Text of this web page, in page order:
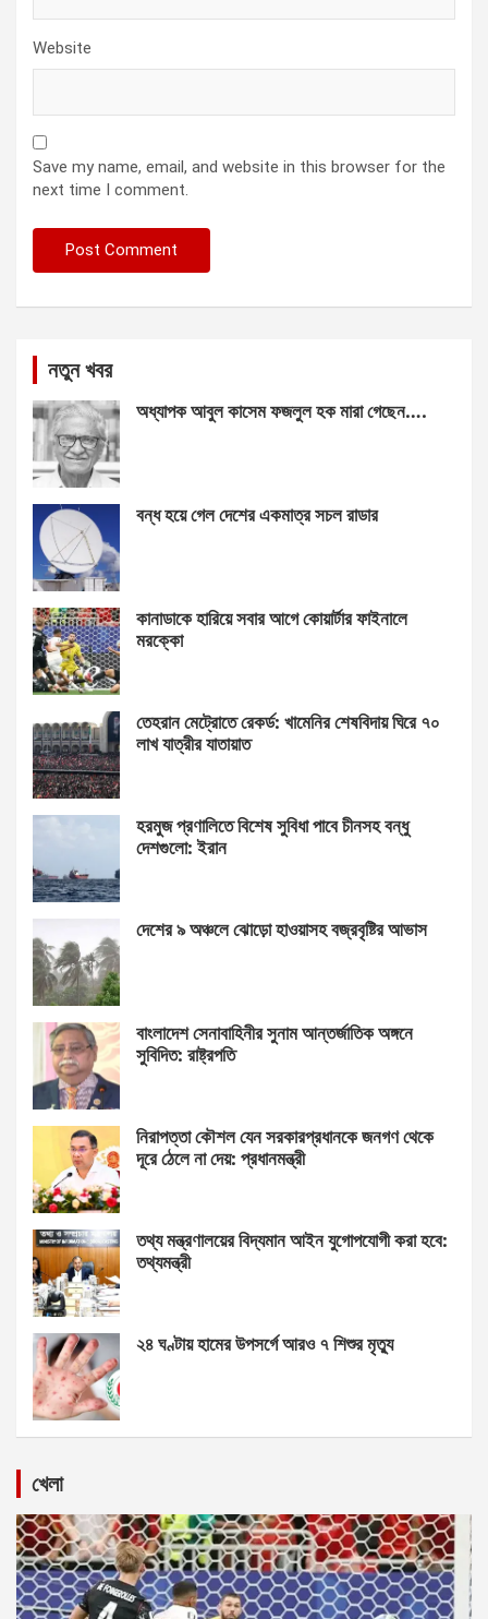
Website
Save my name, email, and website in this browser for the
next time I comment.
নতুন খবর
অধ্যাপক আবুল কাসেম ফজলুল হক মারা গেছেন….
বন্ধ হয়ে গেল দেশের একমাত্র সচল রাডার
কানাডাকে হারিয়ে সবার আগে কোয়ার্টার ফাইনালে
মরক্কো
তেহরান মেট্রোতে রেকর্ড: খামেনির শেষবিদায় ঘিরে ৭০
লাখ যাত্রীর যাতায়াত
হরমুজ প্রণালিতে বিশেষ সুবিধা পাবে চীনসহ বন্ধু
দেশগুলো: ইরান
দেশের ৯ অঞ্চলে ঝোড়ো হাওয়াসহ বজ্রবৃষ্টির আভাস
বাংলাদেশ সেনাবাহিনীর সুনাম আন্তর্জাতিক অঙ্গনে
সুবিদিত: রাষ্ট্রপতি
নিরাপত্তা কৌশল যেন সরকারপ্রধানকে জনগণ থেকে
দূরে ঠেলে না দেয়: প্রধানমন্ত্রী
তথ্য মন্ত্রণালয়ের বিদ্যমান আইন যুগোপযোগী করা হবে:
তথ্যমন্ত্রী
২৪ ঘণ্টায় হামের উপসর্গে আরও ৭ শিশুর মৃত্যু
খেলা